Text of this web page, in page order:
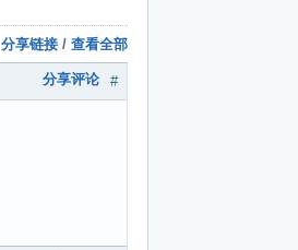
分享链接 / 查看全部
#
分享评论